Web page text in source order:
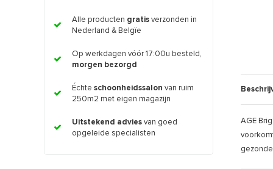
Alle producten gratis verzonden in
Nederland & Belgïe
Op werkdagen vóór 17:00u besteld,
morgen bezorgd
Échte schoonheidssalon van ruim
250m2 met eigen magazijn
Uitstekend advies van goed
opgeleide specialisten
AGE